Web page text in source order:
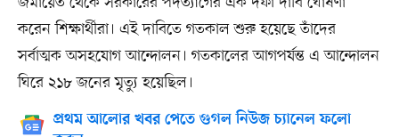
করেন শিক্ষার্থীরা। এই দাবিতে গতকাল শুরু হয়েছে তাঁদের
সর্বাত্মক অসহযোগ আন্দোলন। গতকালের আগপর্যন্ত এ আন্দোলন
ঘিরে ২১৮ জনের মৃত্যু হয়েছিল।
প্রথম আলোর খবর পেতে গুগল নিউজ চ্যানেল ফলো